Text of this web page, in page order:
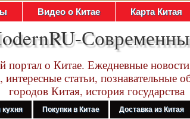
Видео о Китае Карта Китая
о Китае. Ежедневные
интересные статьи, познавательные
городов Китая, история государства
кухня Покупки в Китае Доставка из Китая